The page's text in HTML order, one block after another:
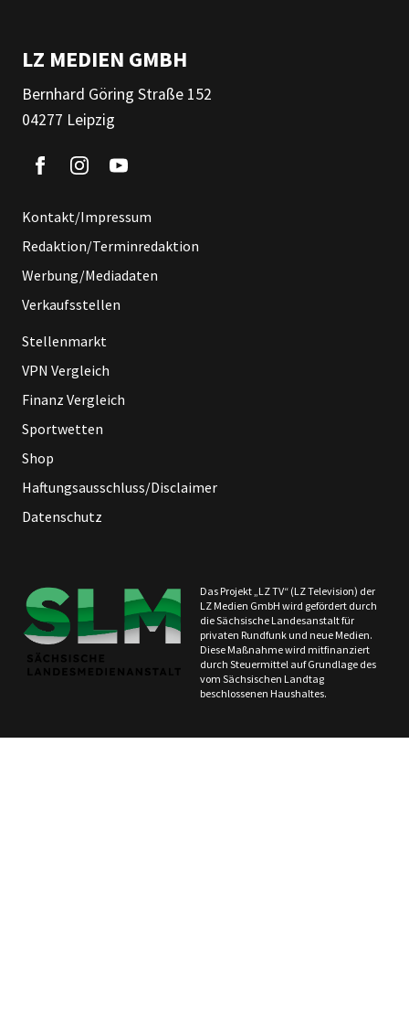
LZ MEDIEN GMBH
Bernhard Göring Straße 152
04277 Leipzig
Kontakt/Impressum
Redaktion/Terminredaktion
Werbung/Mediadaten
Verkaufsstellen
Stellenmarkt
VPN Vergleich
Finanz Vergleich
Sportwetten
Shop
Haftungsausschluss/Disclaimer
Datenschutz
Das Projekt „LZ TV“ (LZ Television) der
LZ Medien GmbH wird gefördert durch
die Sächsische Landesanstalt für
privaten Rundfunk und neue Medien.
Diese Maßnahme wird mitfinanziert
durch Steuermittel auf Grundlage des
vom Sächsischen Landtag
beschlossenen Haushaltes.